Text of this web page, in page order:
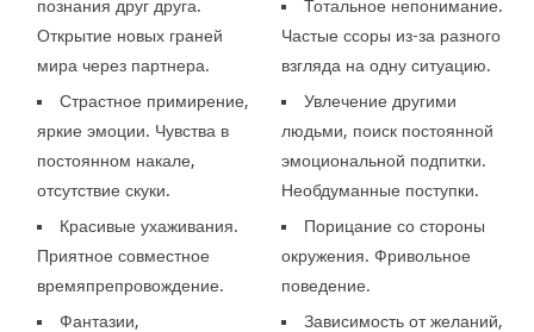
познания друг друга.
Открытие новых граней
мира через партнера.
Страстное примирение,
яркие эмоции. Чувства в
постоянном накале,
отсутствие скуки.
Красивые ухаживания.
Приятное совместное
времяпрепровождение.
Фантазии,
Тотальное непонимание.
Частые ссоры из-за разного
взгляда на одну ситуацию.
Увлечение другими
людьми, поиск постоянной
эмоциональной подпитки.
Необдуманные поступки.
Порицание со стороны
окружения. Фривольное
поведение.
Зависимость от желаний,